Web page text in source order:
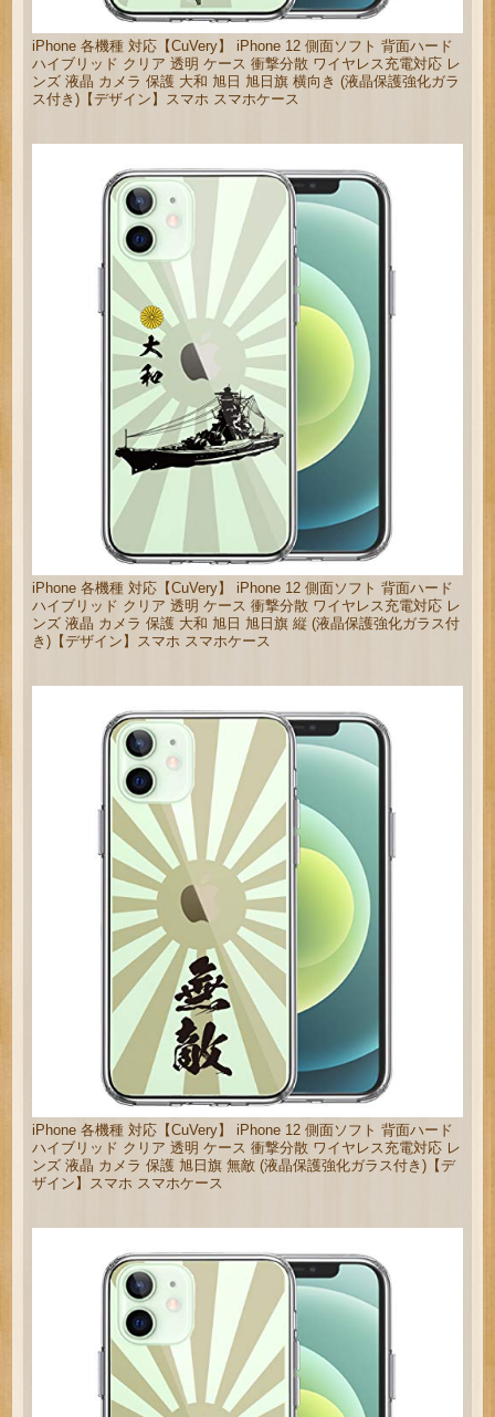
iPhone 各機種 対応【CuVery】 iPhone 12 側面ソフト 背面ハード
ハイブリッド クリア 透明 ケース 衝撃分散 ワイヤレス充電対応 レ
ンズ 液晶 カメラ 保護 大和 旭日 旭日旗 横向き (液晶保護強化ガラ
ス付き)【デザイン】スマホ スマホケース
iPhone 各機種 対応【CuVery】 iPhone 12 側面ソフト 背面ハード
ハイブリッド クリア 透明 ケース 衝撃分散 ワイヤレス充電対応 レ
ンズ 液晶 カメラ 保護 大和 旭日 旭日旗 縦 (液晶保護強化ガラス付
き)【デザイン】スマホ スマホケース
iPhone 各機種 対応【CuVery】 iPhone 12 側面ソフト 背面ハード
ハイブリッド クリア 透明 ケース 衝撃分散 ワイヤレス充電対応 レ
ンズ 液晶 カメラ 保護 旭日旗 無敵 (液晶保護強化ガラス付き)【デ
ザイン】スマホ スマホケース